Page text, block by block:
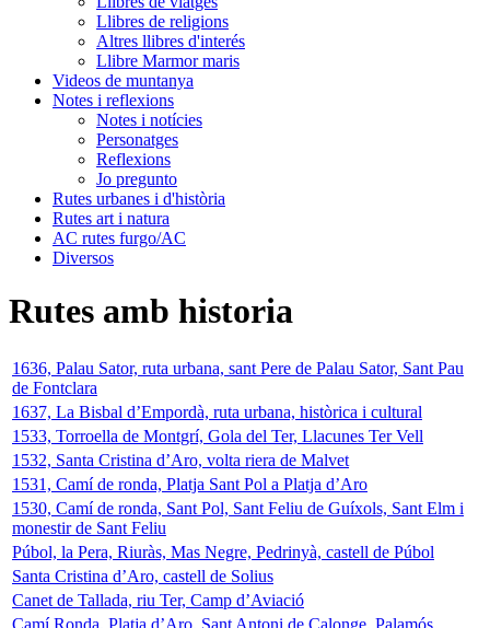
Llibres de religions
Altres llibres d'interés
Llibre Marmor maris
Videos de muntanya
Notes i reflexions
Notes i notícies
Personatges
Reflexions
Jo pregunto
Rutes urbanes i d'història
Rutes art i natura
AC rutes furgo/AC
Diversos
Rutes amb historia
1636, Palau Sator, ruta urbana, sant Pere de Palau Sator, Sant Pau
de Fontclara
1637, La Bisbal d’Empordà, ruta urbana, històrica i cultural
1533, Torroella de Montgrí, Gola del Ter, Llacunes Ter Vell
1532, Santa Cristina d’Aro, volta riera de Malvet
1531, Camí de ronda, Platja Sant Pol a Platja d’Aro
1530, Camí de ronda, Sant Pol, Sant Feliu de Guíxols, Sant Elm i
monestir de Sant Feliu
Púbol, la Pera, Riuràs, Mas Negre, Pedrinyà, castell de Púbol
Santa Cristina d’Aro, castell de Solius
Canet de Tallada, riu Ter, Camp d’Aviació
Camí Ronda, Platja d’Aro, Sant Antoni de Calonge, Palamós